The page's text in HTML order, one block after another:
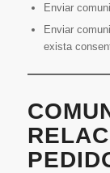
Enviar
Enviar
exista